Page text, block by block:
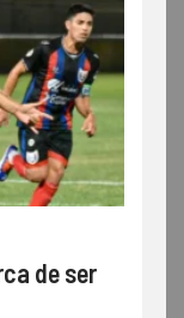
de ser